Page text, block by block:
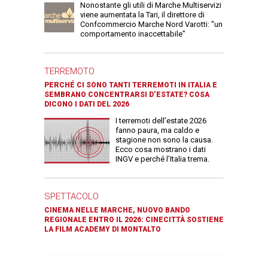
Nonostante gli utili di Marche Multiservizi
viene aumentata la Tari, il direttore di
Confcommercio Marche Nord Varotti: "un
comportamento inaccettabile"
TERREMOTO
PERCHÉ CI SONO TANTI TERREMOTI IN ITALIA E
SEMBRANO CONCENTRARSI D’ESTATE? COSA
DICONO I DATI DEL 2026
I terremoti dell’estate 2026
fanno paura, ma caldo e
stagione non sono la causa.
Ecco cosa mostrano i dati
INGV e perché l’Italia trema.
SPETTACOLO
CINEMA NELLE MARCHE, NUOVO BANDO
REGIONALE ENTRO IL 2026: CINECITTÀ SOSTIENE
LA FILM ACADEMY DI MONTALTO